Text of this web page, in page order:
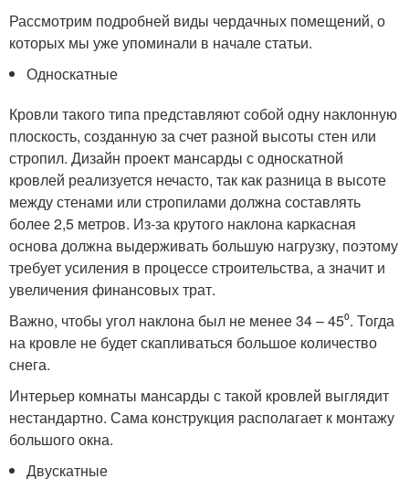
Рассмотрим подробней виды чердачных помещений, о
которых мы уже упоминали в начале статьи.
Односкатные
Кровли такого типа представляют собой одну наклонную
плоскость, созданную за счет разной высоты стен или
стропил. Дизайн проект мансарды с односкатной
кровлей реализуется нечасто, так как разница в высоте
между стенами или стропилами должна составлять
более 2,5 метров. Из-за крутого наклона каркасная
основа должна выдерживать большую нагрузку, поэтому
требует усиления в процессе строительства, а значит и
увеличения финансовых трат.
Важно, чтобы угол наклона был не менее 34 – 45⁰. Тогда
на кровле не будет скапливаться большое количество
снега.
Интерьер комнаты мансарды с такой кровлей выглядит
нестандартно. Сама конструкция располагает к монтажу
большого окна.
Двускатные